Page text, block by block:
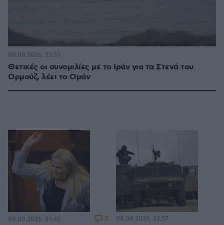
Θετικές οι συνομιλίες με το Ιράν για τα Στενά του
Ορμούζ, λέει το Ομάν
08.08.2026, 23:53
08.08.2026, 23:42 3 08.08.2026, 22:57